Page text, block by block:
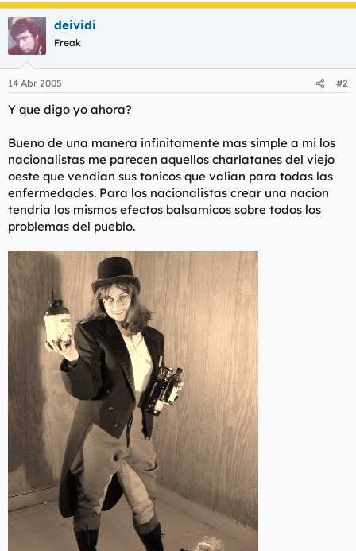
deividi
Freak
14 Abr 2005 #2
Y que digo yo ahora?
Bueno de una manera infinitamente mas simple a mi los
nacionalistas me parecen aquellos charlatanes del viejo
oeste que vendian sus tonicos que valian para todas las
enfermedades. Para los nacionalistas crear una nacion
tendria los mismos efectos balsamicos sobre todos los
problemas del pueblo.